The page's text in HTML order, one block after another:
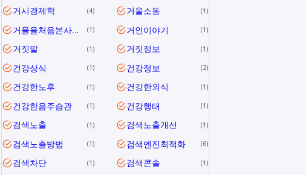
거시경제학 4 거울소동 1
거울을처음본사람들 1 거인이야기 1
거짓말 1 거짓정보 1
건강상식 1 건강정보 2
건강한노후 1 건강한외식 1
건강한음주습관 1 건강행태 1
검색노출 1 검색노출개선 1
검색노출방법 1 검색엔진최적화 6
검색차단 1 검색콘솔 1